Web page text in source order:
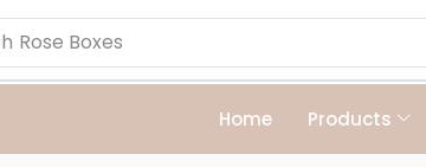
Rose Boxes
Home Products